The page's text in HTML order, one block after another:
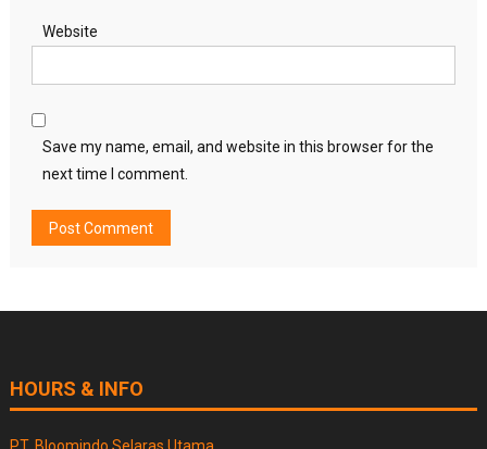
Website
Save my name, email, and website in this browser for the
next time I comment.
HOURS & INFO
PT. Bloomindo Selaras Utama